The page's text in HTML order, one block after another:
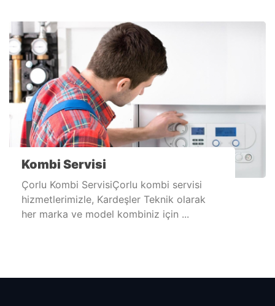
Kombi Servisi
Çorlu Kombi ServisiÇorlu kombi servisi
hizmetlerimizle, Kardeşler Teknik olarak
her marka ve model kombiniz için ...